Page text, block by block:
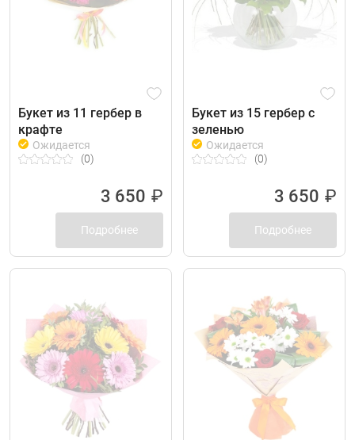
Букет из 11 гербер в
крафте
Ожидается
(0)
3 650 ₽
Подробнее
Букет из 15 гербер с
зеленью
Ожидается
(0)
3 650 ₽
Подробнее